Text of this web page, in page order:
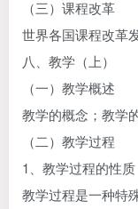
（三）课程改革
世界各国课程改革
八、教学（上）
（一）教学概述
教学的概念；教学
（二）教学过程
1、教学过程的性质
教学过程是一种特